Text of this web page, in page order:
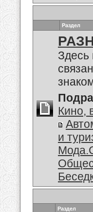
Раздел
Кино,
и
Раздел